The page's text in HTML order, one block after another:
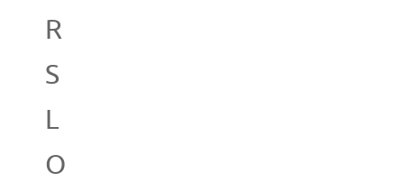
R
S
L
O